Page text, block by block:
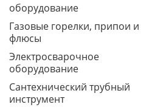
оборудование
Газовые горелки, припои и
флюсы
Электросварочное
оборудование
Сантехнический трубный
инструмент